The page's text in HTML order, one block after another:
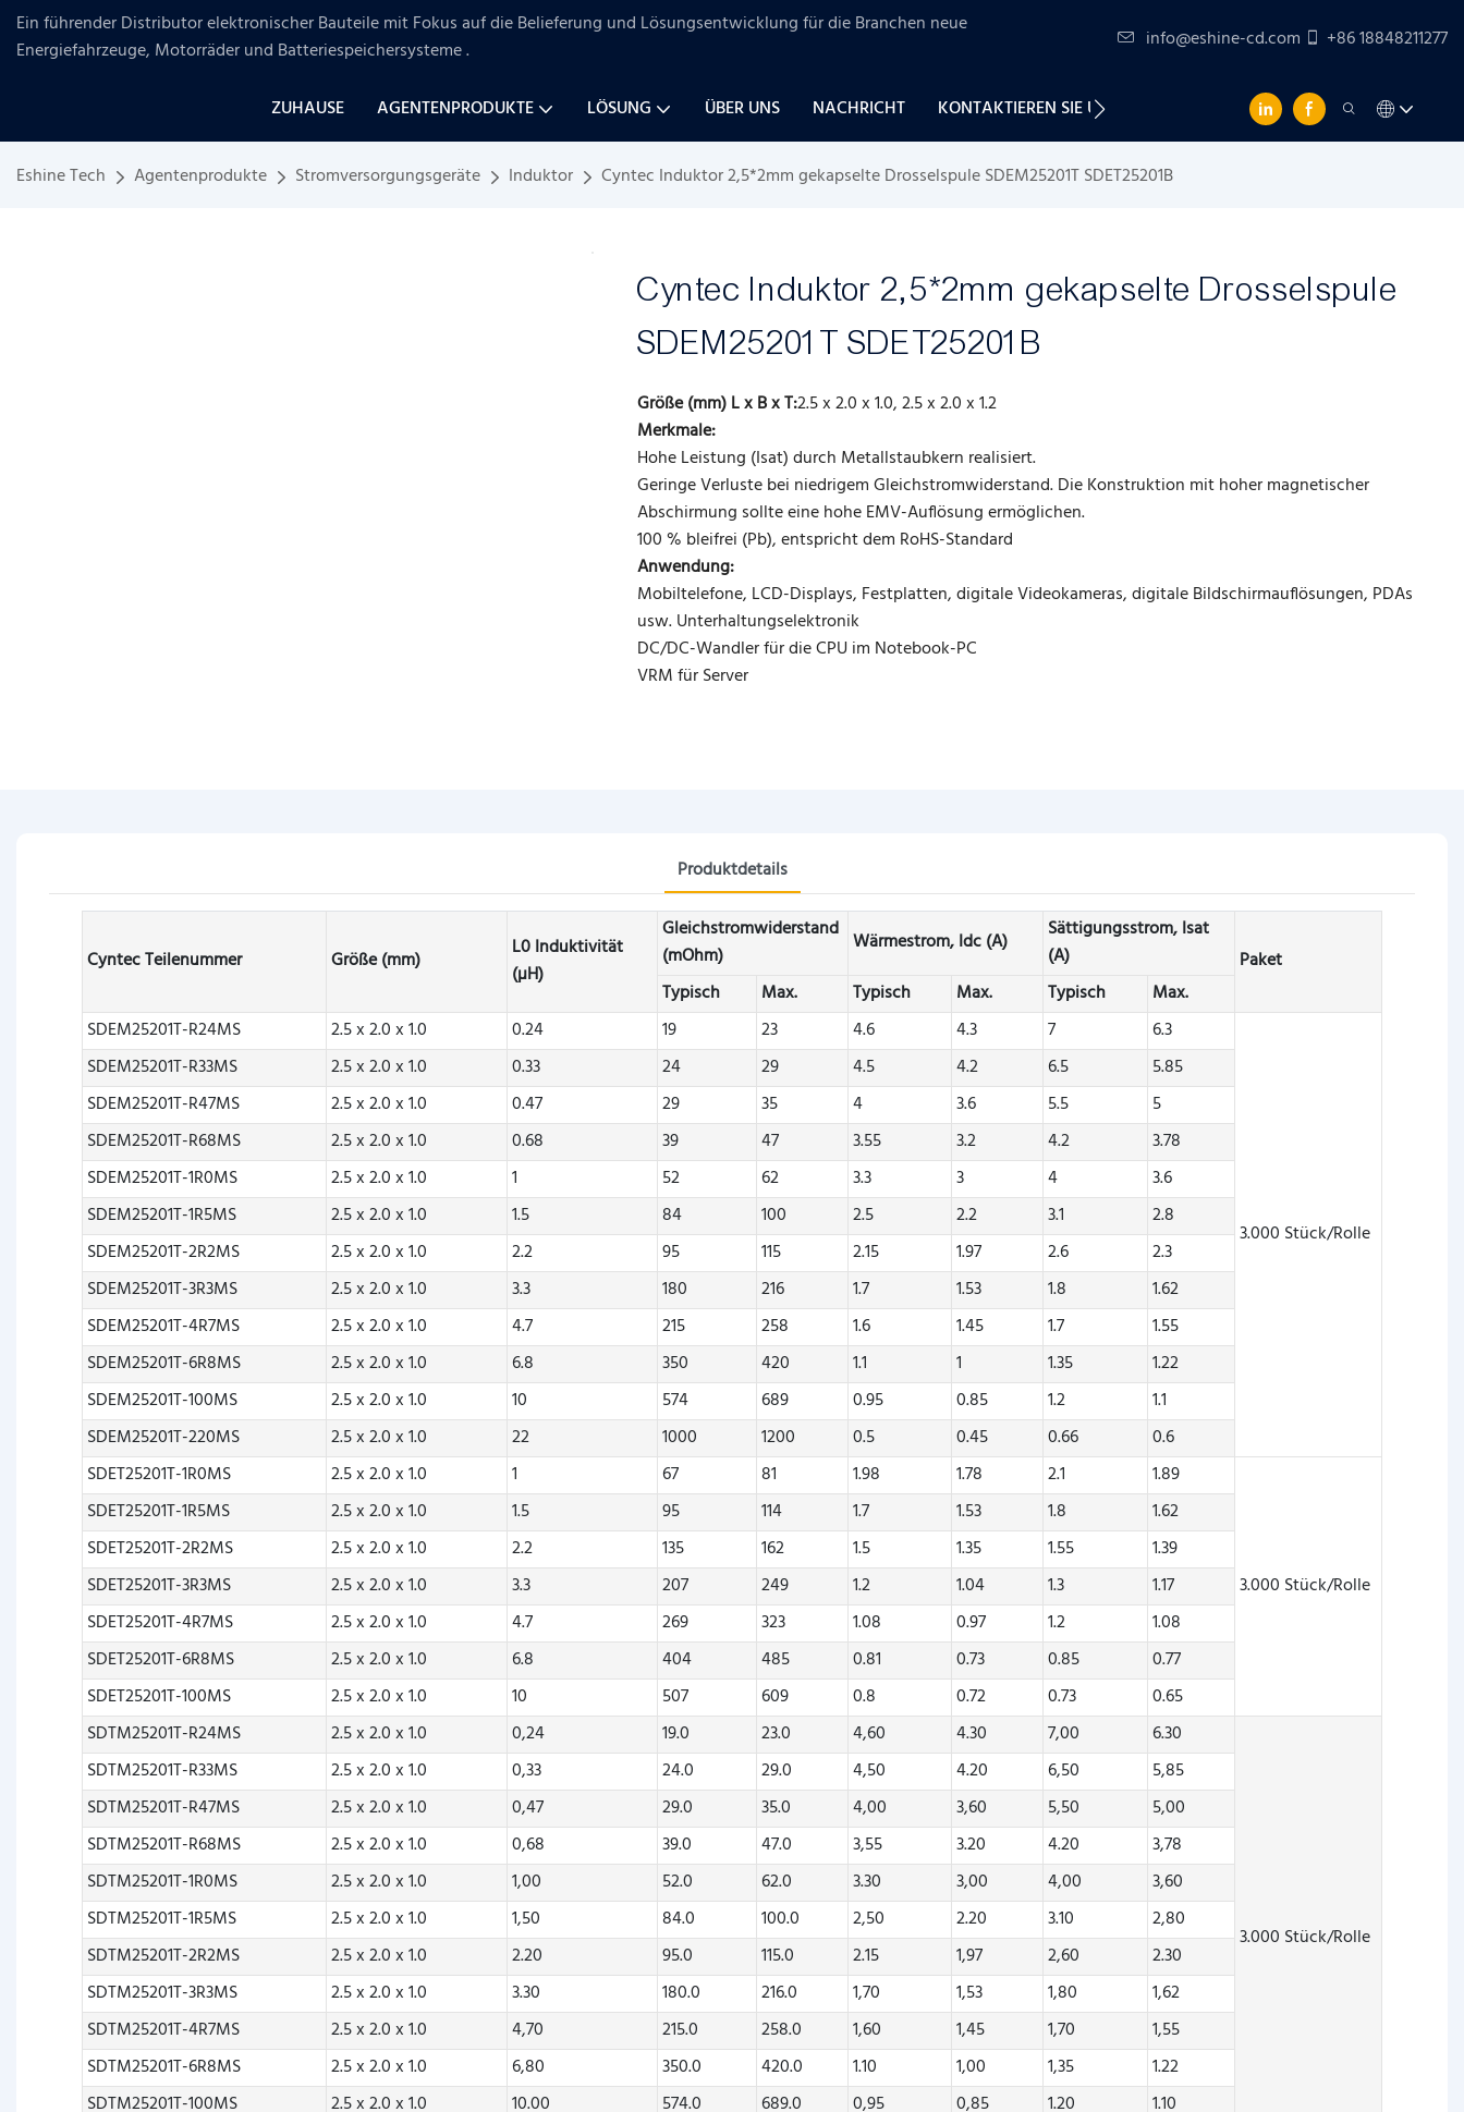
Ein führender Distributor elektronischer Bauteile mit Fokus auf die Belieferung und Lösungsentwicklung fürdie Branchen neue
Energiefahrzeuge, Motorräder und Batteriespeichersysteme. info@eshine-cd.com +86 18848211277
ZUHAUSE AGENTENPRODUKTE LÖSUNG ÜBER UNS NACHRICHT KONTAKTIEREN SIE UNS
Eshine Tech Agentenprodukte Stromversorgungsgeräte Induktor Cyntec Induktor 2,5*2mm gekapselte Drosselspule SDEM25201T SDET25201B
Cyntec Induktor 2,5*2mm gekapselte Drosselspule
SDEM25201T SDET25201B
Größe (mm) L x B x T:2.5 x 2.0 x 1.0, 2.5 x 2.0 x 1.2
Merkmale:
Hohe Leistung (Isat) durch Metallstaubkern realisiert.
Geringe Verluste bei niedrigem Gleichstromwiderstand. Die Konstruktion mit hoher magnetischer
Abschirmung sollte eine hohe EMV-Auflösung ermöglichen.
100 % bleifrei (Pb), entspricht dem RoHS-Standard
Anwendung:
Mobiltelefone, LCD-Displays, Festplatten, digitale Videokameras, digitale Bildschirmauflösungen, PDAs
usw. Unterhaltungselektronik
DC/DC-Wandler für die CPU im Notebook-PC
VRM für Server
Produktdetails
Cyntec Teilenummer Größe (mm)
L0 Induktivität
(µH)
Gleichstromwiderstand
(mOhm)
Wärmestrom, Idc (A)
Sättigungsstrom, Isat
(A)
Paket
Typisch
Max. Typisch Max. Typisch
Max.
SDEM25201T-R24MS
2.5 x 2.0 x 1.0 0.24 19 23 4.6 4.3 7 6.3
3.000 Stück/Rolle
SDEM25201T-R33MS 2.5 x 2.0 x 1.0 0.33 24 29 4.5 4.2 6.5
5.85
SDEM25201T-R47MS
2.5 x 2.0 x 1.0 0.47 29 35 4 3.6 5.5
5
SDEM25201T-R68MS
2.5 x 2.0 x 1.0 0.68 39 47 3.55 3.2 4.2
3.78
SDEM25201T-1R0MS
2.5 x 2.0 x 1.0 1 52 62 3.3 3 4
3.6
SDEM25201T-1R5MS
2.5 x 2.0 x 1.0 1.5 84 100 2.5 2.2 3.1
2.8
SDEM25201T-2R2MS
2.5 x 2.0 x 1.0 2.2 95 115 2.15 1.97 2.6
2.3
SDEM25201T-3R3MS
2.5 x 2.0 x 1.0 3.3 180 216 1.7 1.53 1.8
1.62
SDEM25201T-4R7MS
2.5 x 2.0 x 1.0 4.7 215 258 1.6 1.45 1.7
1.55
SDEM25201T-6R8MS
2.5 x 2.0 x 1.0 6.8 350 420 1.1 1 1.35
1.22
SDEM25201T-100MS
2.5 x 2.0 x 1.0 10 574 689 0.95 0.85 1.2
1.1
SDEM25201T-220MS
2.5 x 2.0 x 1.0 22 1000 1200 0.5 0.45 0.66
0.6
SDET25201T-1R0MS
2.5 x 2.0 x 1.0 1 67 81 1.98 1.78 2.1 1.89
3.000 Stück/Rolle
SDET25201T-1R5MS 2.5 x 2.0 x 1.0 1.5 95 114 1.7 1.53 1.8
1.62
SDET25201T-2R2MS
2.5 x 2.0 x 1.0 2.2 135 162 1.5 1.35 1.55
1.39
SDET25201T-3R3MS
2.5 x 2.0 x 1.0 3.3 207 249 1.2 1.04 1.3
1.17
SDET25201T-4R7MS
2.5 x 2.0 x 1.0 4.7 269 323 1.08 0.97 1.2
1.08
SDET25201T-6R8MS
2.5 x 2.0 x 1.0 6.8 404 485 0.81 0.73 0.85
0.77
SDET25201T-100MS
2.5 x 2.0 x 1.0 10 507 609 0.8 0.72 0.73
0.65
SDTM25201T-R24MS
2.5 x 2.0 x 1.0 0,24 19.0 23.0 4,60 4.30 7,00 6.30
3.000 Stück/Rolle
SDTM25201T-R33MS 2.5 x 2.0 x 1.0 0,33 24.0 29.0 4,50 4.20 6,50
5,85
SDTM25201T-R47MS
2.5 x 2.0 x 1.0 0,47 29.0 35.0 4,00 3,60 5,50
5,00
SDTM25201T-R68MS
2.5 x 2.0 x 1.0 0,68 39.0 47.0 3,55 3.20 4.20
3,78
SDTM25201T-1R0MS
2.5 x 2.0 x 1.0 1,00 52.0 62.0 3.30 3,00 4,00
3,60
SDTM25201T-1R5MS
2.5 x 2.0 x 1.0 1,50 84.0 100.0 2,50 2.20 3.10
2,80
SDTM25201T-2R2MS
2.5 x 2.0 x 1.0 2.20 95.0 115.0 2.15 1,97 2,60
2.30
SDTM25201T-3R3MS
2.5 x 2.0 x 1.0 3.30 180.0 216.0 1,70 1,53 1,80
1,62
SDTM25201T-4R7MS
2.5 x 2.0 x 1.0 4,70 215.0 258.0 1,60 1,45 1,70
1,55
SDTM25201T-6R8MS
2.5 x 2.0 x 1.0 6,80 350.0 420.0 1.10 1,00 1,35
1.22
SDTM25201T-100MS
2.5 x 2.0 x 1.0 10.00 574.0 689.0 0,95 0,85 1.20
1.10